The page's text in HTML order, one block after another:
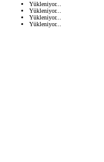
Yükleniyor...
Yükleniyor...
Yükleniyor...
Yükleniyor...